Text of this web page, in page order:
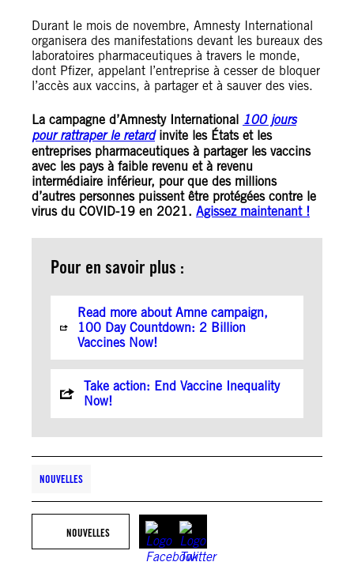
Durant le mois de novembre, Amnesty International
organisera des manifestations devant les bureaux des
laboratoires pharmaceutiques à travers le monde,
dont Pfizer, appelant l’entreprise à cesser de bloquer
l’accès aux vaccins, à partager et à sauver des vies.
La campagne d’Amnesty International 100 jours
pour rattraper le retardinvite les États et les
entreprises pharmaceutiques à partager les vaccins
avec les pays à faible revenu et à revenu
intermédiaire inférieur, pour que des millions
d’autres personnes puissent être protégées contre le
virus du COVID-19 en 2021. Agissez maintenant !
Pour en savoir plus :
Read more about Amne campaign,
100 Day Countdown: 2 Billion
Vaccines Now!
Take action: End Vaccine Inequality
Now!
NOUVELLES
NOUVELLES